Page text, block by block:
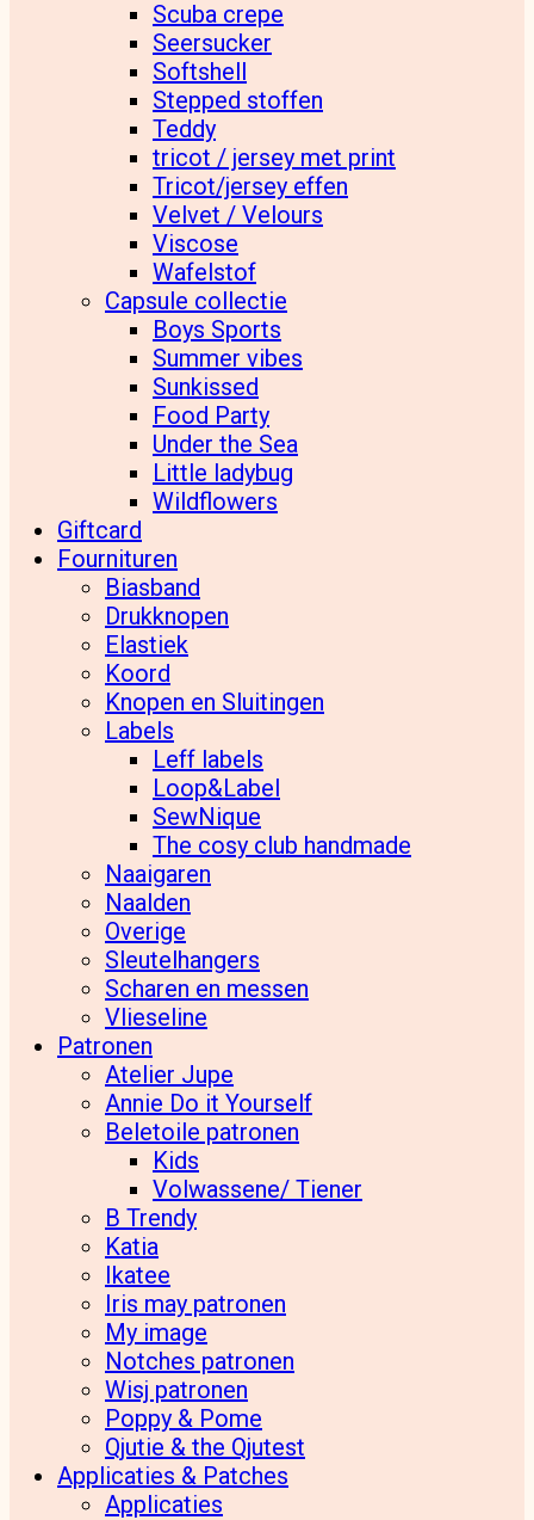
Scuba crepe
Seersucker
Softshell
Stepped stoffen
Teddy
tricot / jersey met print
Tricot/jersey effen
Velvet / Velours
Viscose
Wafelstof
Capsule collectie
Boys Sports
Summer vibes
Sunkissed
Food Party
Under the Sea
Little ladybug
Wildflowers
Giftcard
Fournituren
Biasband
Drukknopen
Elastiek
Koord
Knopen en Sluitingen
Labels
Leff labels
Loop&Label
SewNique
The cosy club handmade
Naaigaren
Naalden
Overige
Sleutelhangers
Scharen en messen
Vlieseline
Patronen
Atelier Jupe
Annie Do it Yourself
Beletoile patronen
Kids
Volwassene/ Tiener
B Trendy
Katia
Ikatee
Iris may patronen
My image
Notches patronen
Wisj patronen
Poppy & Pome
Qjutie & the Qjutest
Applicaties & Patches
Applicaties